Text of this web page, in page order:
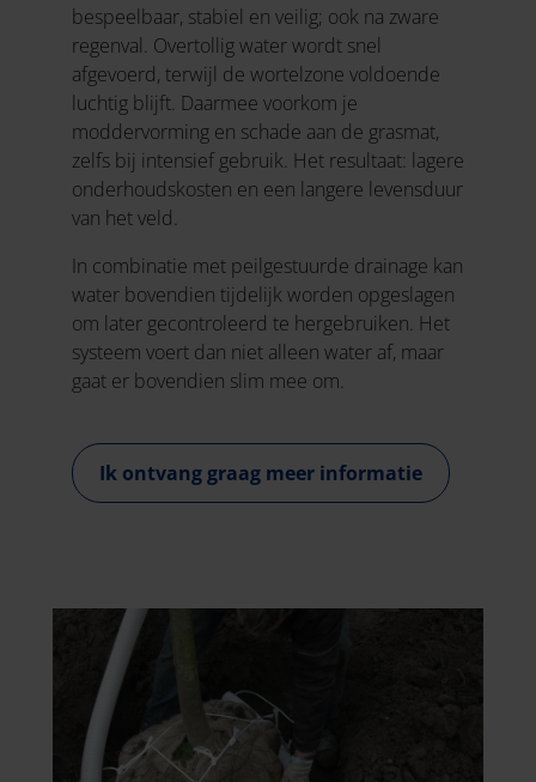
bespeelbaar, stabiel en veilig; ook na zware
regenval. Overtollig water wordt snel
afgevoerd, terwijl de wortelzone voldoende
luchtig blijft. Daarmee voorkom je
moddervorming en schade aan de grasmat,
zelfs bij intensief gebruik. Het resultaat: lagere
onderhoudskosten en een langere levensduur
van het veld.
In combinatie met peilgestuurde drainage kan
water bovendien tijdelijk worden opgeslagen
om later gecontroleerd te hergebruiken. Het
systeem voert dan niet alleen water af, maar
gaat er bovendien slim mee om.
Ik ontvang graag meer informatie